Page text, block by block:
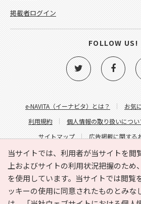
当サイトでは、利用者が当サイトを閲
上およびサイトの利用状況把握のため
を使用しています。当サイトでは閲覧
ッキーの使用に同意されたものとみな
e-NAVITA（イーナビタ）とは？ お気
利用規約
個人情報の取り扱いについ
サイトマップ
広告掲載に関する
サイトの内容に関するお問
掲載者ログイン
FOLLOW US!